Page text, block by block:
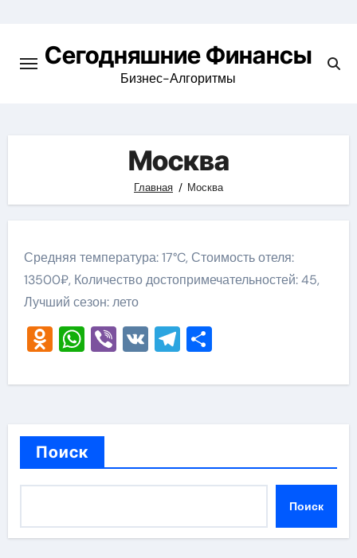
содержимомуСегодняшние Финансы
Бизнес-Алгоритмы
Москва
Главная Москва
Средняя температура: 17°C, Стоимость отеля:
13500₽, Количество достопримечательностей: 45,
Лучший сезон: лето
Odnoklassniki
WhatsApp
Viber
VKTelegram
Отправить
Поиск
Поиск